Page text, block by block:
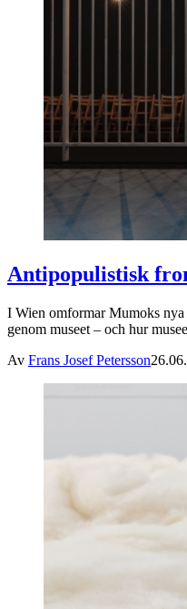
Antipopulistisk
I Wien omformar Mumoks
genom museet – och hur
Av Frans Josef Petersson